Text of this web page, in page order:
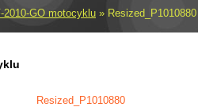
2010-GO motocyklu » Resized_P1010880
Resized_P1010880